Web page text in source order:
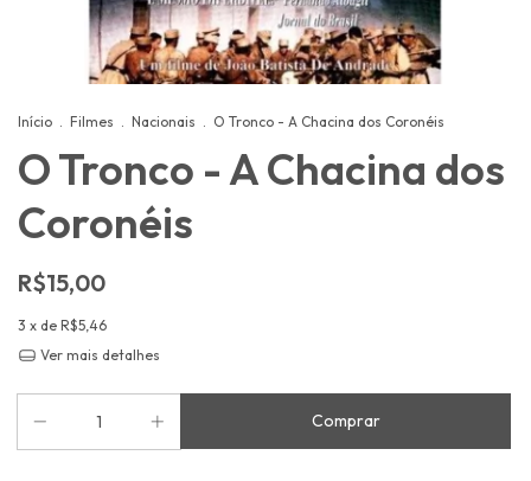
Início . Filmes . Nacionais . O Tronco - A Chacina dos Coronéis
O Tronco - A Chacina dos
Coronéis
R$15,00
3 x de R$5,46
Ver mais detalhes